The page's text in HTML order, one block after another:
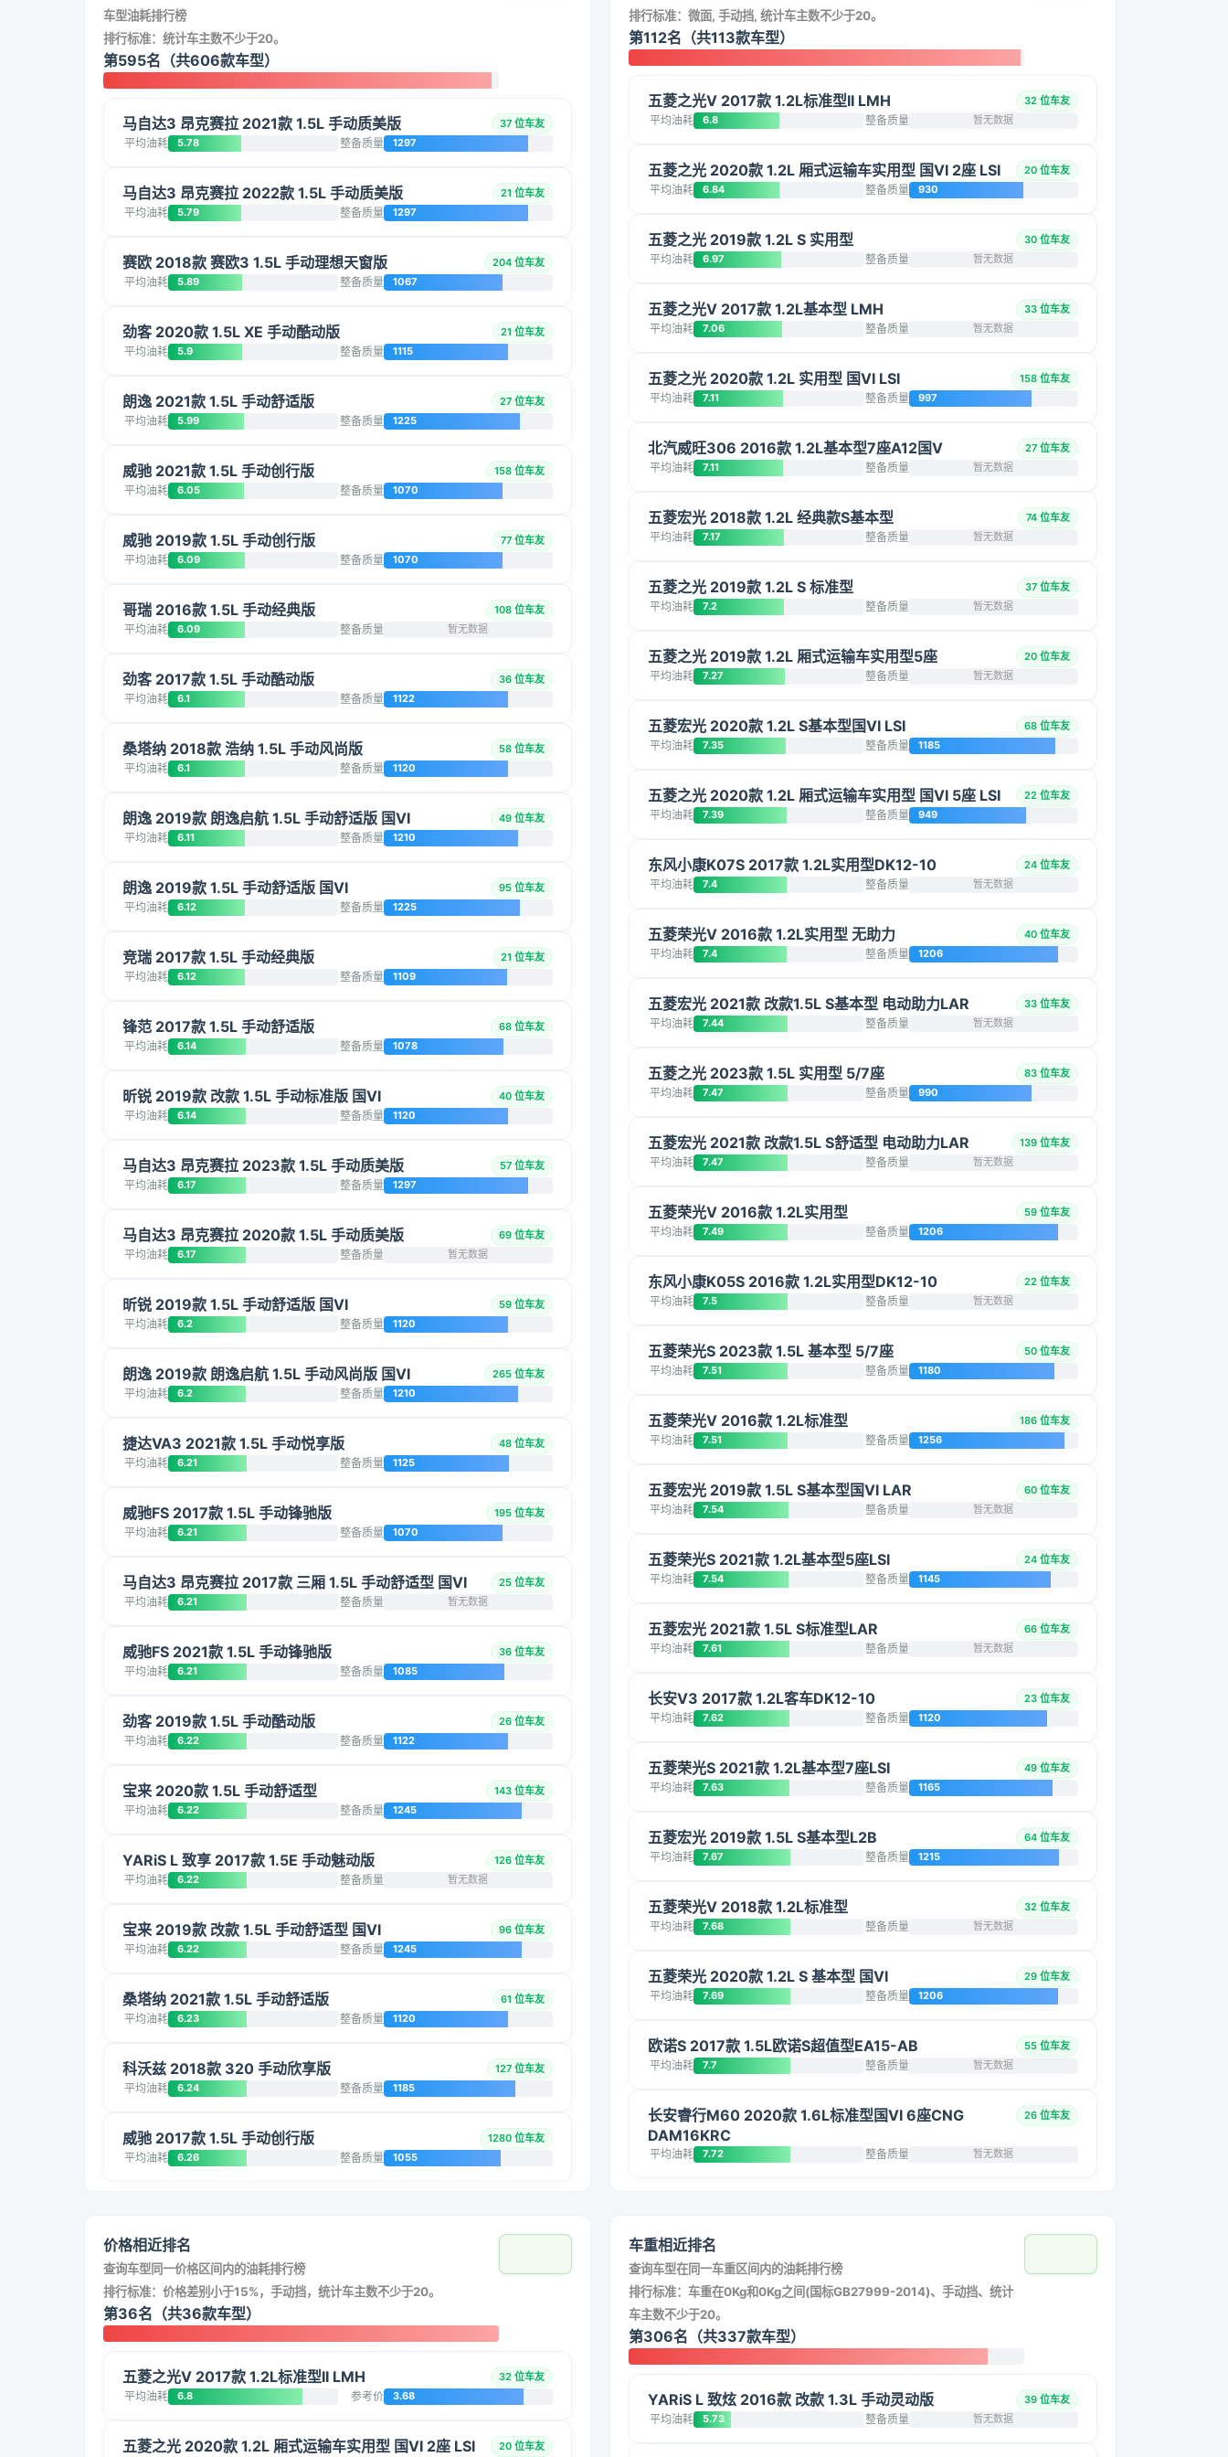
车型油耗排行榜
排行标准：统计车主数不少于20。
第595名（共606款车型）
马自达3 昂克赛拉 2021款 1.5L 手动质美版 37 位车友
平均油耗 5.78 整备质量 1297
马自达3 昂克赛拉 2022款 1.5L 手动质美版 21 位车友
平均油耗 5.79 整备质量 1297
赛欧 2018款 赛欧3 1.5L 手动理想天窗版 204 位车友
平均油耗 5.89 整备质量 1067
劲客 2020款 1.5L XE 手动酷动版 21 位车友
平均油耗 5.9 整备质量 1115
朗逸 2021款 1.5L 手动舒适版 27 位车友
平均油耗 5.99 整备质量 1225
威驰 2021款 1.5L 手动创行版 158 位车友
平均油耗 6.05 整备质量 1070
威驰 2019款 1.5L 手动创行版 77 位车友
平均油耗 6.09 整备质量 1070
哥瑞 2016款 1.5L 手动经典版 108 位车友
平均油耗 6.09 整备质量 暂无数据
劲客 2017款 1.5L 手动酷动版 36 位车友
平均油耗 6.1 整备质量 1122
桑塔纳 2018款 浩纳 1.5L 手动风尚版 58 位车友
平均油耗 6.1 整备质量 1120
朗逸 2019款 朗逸启航 1.5L 手动舒适版 国VI 49 位车友
平均油耗 6.11 整备质量 1210
朗逸 2019款 1.5L 手动舒适版 国VI 95 位车友
平均油耗 6.12 整备质量 1225
竞瑞 2017款 1.5L 手动经典版 21 位车友
平均油耗 6.12 整备质量 1109
锋范 2017款 1.5L 手动舒适版 68 位车友
平均油耗 6.14 整备质量 1078
昕锐 2019款 改款 1.5L 手动标准版 国VI 40 位车友
平均油耗 6.14 整备质量 1120
马自达3 昂克赛拉 2023款 1.5L 手动质美版 57 位车友
平均油耗 6.17 整备质量 1297
马自达3 昂克赛拉 2020款 1.5L 手动质美版 69 位车友
平均油耗 6.17 整备质量 暂无数据
昕锐 2019款 1.5L 手动舒适版 国VI 59 位车友
平均油耗 6.2 整备质量 1120
朗逸 2019款 朗逸启航 1.5L 手动风尚版 国VI 265 位车友
平均油耗 6.2 整备质量 1210
捷达VA3 2021款 1.5L 手动悦享版 48 位车友
平均油耗 6.21 整备质量 1125
威驰FS 2017款 1.5L 手动锋驰版 195 位车友
平均油耗 6.21 整备质量 1070
马自达3 昂克赛拉 2017款 三厢 1.5L 手动舒适型 国VI 25 位车友
平均油耗 6.21 整备质量 暂无数据
威驰FS 2021款 1.5L 手动锋驰版 36 位车友
平均油耗 6.21 整备质量 1085
劲客 2019款 1.5L 手动酷动版 26 位车友
平均油耗 6.22 整备质量 1122
宝来 2020款 1.5L 手动舒适型 143 位车友
平均油耗 6.22 整备质量 1245
YARiS L 致享 2017款 1.5E 手动魅动版 126 位车友
平均油耗 6.22 整备质量 暂无数据
宝来 2019款 改款 1.5L 手动舒适型 国VI 96 位车友
平均油耗 6.22 整备质量 1245
桑塔纳 2021款 1.5L 手动舒适版 61 位车友
平均油耗 6.23 整备质量 1120
科沃兹 2018款 320 手动欣享版 127 位车友
平均油耗 6.24 整备质量 1185
威驰 2017款 1.5L 手动创行版 1280 位车友
平均油耗 6.26 整备质量 1055
排行标准：微面, 手动挡, 统计车主数不少于20。
第112名（共113款车型）
五菱之光V 2017款 1.2L标准型II LMH 32 位车友
平均油耗 6.8 整备质量 暂无数据
五菱之光 2020款 1.2L 厢式运输车实用型 国VI 2座 LSI 20 位车友
平均油耗 6.84 整备质量 930
五菱之光 2019款 1.2L S 实用型 30 位车友
平均油耗 6.97 整备质量 暂无数据
五菱之光V 2017款 1.2L基本型 LMH 33 位车友
平均油耗 7.06 整备质量 暂无数据
五菱之光 2020款 1.2L 实用型 国VI LSI 158 位车友
平均油耗 7.11 整备质量 997
北汽威旺306 2016款 1.2L基本型7座A12国V 27 位车友
平均油耗 7.11 整备质量 暂无数据
五菱宏光 2018款 1.2L 经典款S基本型 74 位车友
平均油耗 7.17 整备质量 暂无数据
五菱之光 2019款 1.2L S 标准型 37 位车友
平均油耗 7.2 整备质量 暂无数据
五菱之光 2019款 1.2L 厢式运输车实用型5座 20 位车友
平均油耗 7.27 整备质量 暂无数据
五菱宏光 2020款 1.2L S基本型国VI LSI 68 位车友
平均油耗 7.35 整备质量 1185
五菱之光 2020款 1.2L 厢式运输车实用型 国VI 5座 LSI 22 位车友
平均油耗 7.39 整备质量 949
东风小康K07S 2017款 1.2L实用型DK12-10 24 位车友
平均油耗 7.4 整备质量 暂无数据
五菱荣光V 2016款 1.2L实用型 无助力 40 位车友
平均油耗 7.4 整备质量 1206
五菱宏光 2021款 改款1.5L S基本型 电动助力LAR 33 位车友
平均油耗 7.44 整备质量 暂无数据
五菱之光 2023款 1.5L 实用型 5/7座 83 位车友
平均油耗 7.47 整备质量 990
五菱宏光 2021款 改款1.5L S舒适型 电动助力LAR 139 位车友
平均油耗 7.47 整备质量 暂无数据
五菱荣光V 2016款 1.2L实用型 59 位车友
平均油耗 7.49 整备质量 1206
东风小康K05S 2016款 1.2L实用型DK12-10 22 位车友
平均油耗 7.5 整备质量 暂无数据
五菱荣光S 2023款 1.5L 基本型 5/7座 50 位车友
平均油耗 7.51 整备质量 1180
五菱荣光V 2016款 1.2L标准型 186 位车友
平均油耗 7.51 整备质量 1256
五菱宏光 2019款 1.5L S基本型国VI LAR 60 位车友
平均油耗 7.54 整备质量 暂无数据
五菱荣光S 2021款 1.2L基本型5座LSI 24 位车友
平均油耗 7.54 整备质量 1145
五菱宏光 2021款 1.5L S标准型LAR 66 位车友
平均油耗 7.61 整备质量 暂无数据
长安V3 2017款 1.2L客车DK12-10 23 位车友
平均油耗 7.62 整备质量 1120
五菱荣光S 2021款 1.2L基本型7座LSI 49 位车友
平均油耗 7.63 整备质量 1165
五菱宏光 2019款 1.5L S基本型L2B 64 位车友
平均油耗 7.67 整备质量 1215
五菱荣光V 2018款 1.2L标准型 32 位车友
平均油耗 7.68 整备质量 暂无数据
五菱荣光 2020款 1.2L S 基本型 国VI 29 位车友
平均油耗 7.69 整备质量 1206
欧诺S 2017款 1.5L欧诺S超值型EA15-AB 55 位车友
平均油耗 7.7 整备质量 暂无数据
长安睿行M60 2020款 1.6L标准型国VI 6座CNG
DAM16KRC
26 位车友
平均油耗 7.72 整备质量 暂无数据
价格相近排名
查询车型同一价格区间内的油耗排行榜
排行标准：价格差别小于15%，手动挡，统计车主数不少于20。
第36名（共36款车型）
五菱之光V 2017款 1.2L标准型II LMH 32 位车友
平均油耗 6.8 参考价 3.68
五菱之光 2020款 1.2L 厢式运输车实用型 国VI 2座 LSI 20 位车友
车重相近排名
查询车型在同一车重区间内的油耗排行榜
排行标准：车重在0Kg和0Kg之间(国标GB27999-2014)、手动挡、统计
车主数不少于20。
第306名（共337款车型）
YARiS L 致炫 2016款 改款 1.3L 手动灵动版 39 位车友
平均油耗 5.73 整备质量 暂无数据